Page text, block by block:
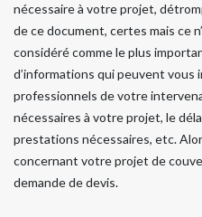
nécessaire à votre projet,
de ce document, certes mais ce
considéré comme le plus
d’informations qui peuvent vous
professionnels de votre
nécessaires à votre projet, le
prestations nécessaires, etc.
concernant votre projet de
demande de devis.